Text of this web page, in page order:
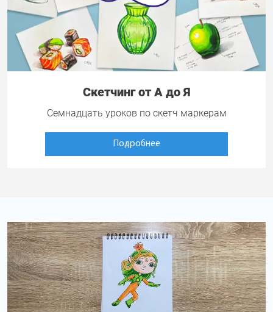
Скетчинг от А до Я
Семнадцать уроков по скетч маркерам
Подробнее